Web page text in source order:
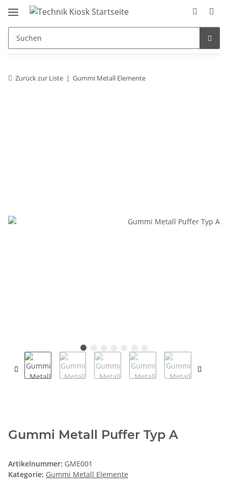
Zurück zur Liste Gummi Metall Elemente
Gummi Metall Puffer Typ A
Artikelnummer: GME001
Kategorie: Gummi Metall Elemente